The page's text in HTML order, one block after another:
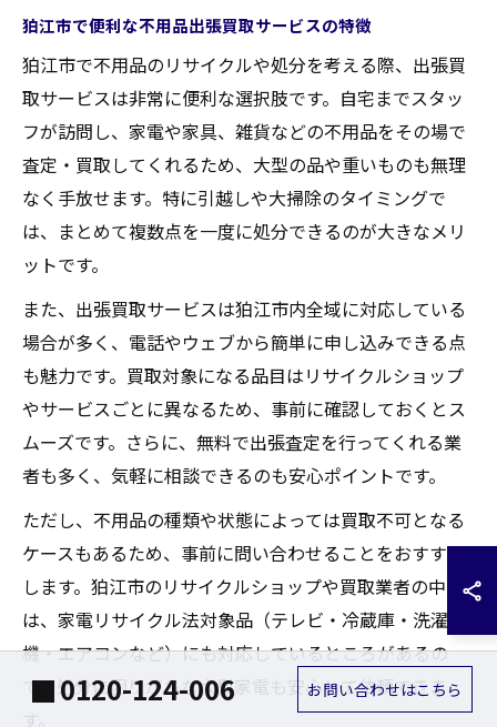
狛江市で便利な不用品出張買取サービスの特徴
狛江市で不用品のリサイクルや処分を考える際、出張買
取サービスは非常に便利な選択肢です。自宅までスタッ
フが訪問し、家電や家具、雑貨などの不用品をその場で
査定・買取してくれるため、大型の品や重いものも無理
なく手放せます。特に引越しや大掃除のタイミングで
は、まとめて複数点を一度に処分できるのが大きなメリ
ットです。
また、出張買取サービスは狛江市内全域に対応している
場合が多く、電話やウェブから簡単に申し込みできる点
も魅力です。買取対象になる品目はリサイクルショップ
やサービスごとに異なるため、事前に確認しておくとス
ムーズです。さらに、無料で出張査定を行ってくれる業
者も多く、気軽に相談できるのも安心ポイントです。
ただし、不用品の種類や状態によっては買取不可となる
ケースもあるため、事前に問い合わせることをおすすめ
します。狛江市のリサイクルショップや買取業者の中に
は、家電リサイクル法対象品（テレビ・冷蔵庫・洗濯
機・エアコンなど）にも対応しているところがあるの
で、処分に困りがちな大型家電も安心して依頼できま
す。
0120-124-006 お問い合わせはこちら